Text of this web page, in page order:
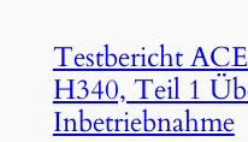
Testbericht
H340, Teil 1
Inbetriebnahme